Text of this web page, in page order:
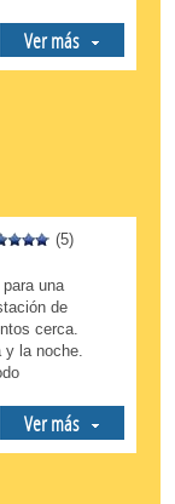
Ver más
(5)
una
de
cerca.
y la noche.
Ver más